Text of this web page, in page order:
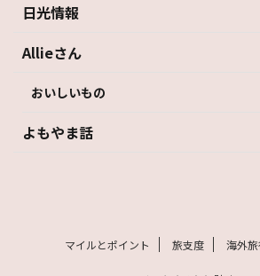
日光情報
Allieさん
おいしいもの
よもやま話
マイルとポイント 旅支度 海外